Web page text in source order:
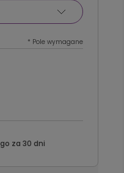
* Pole wymagane
za 30 dni